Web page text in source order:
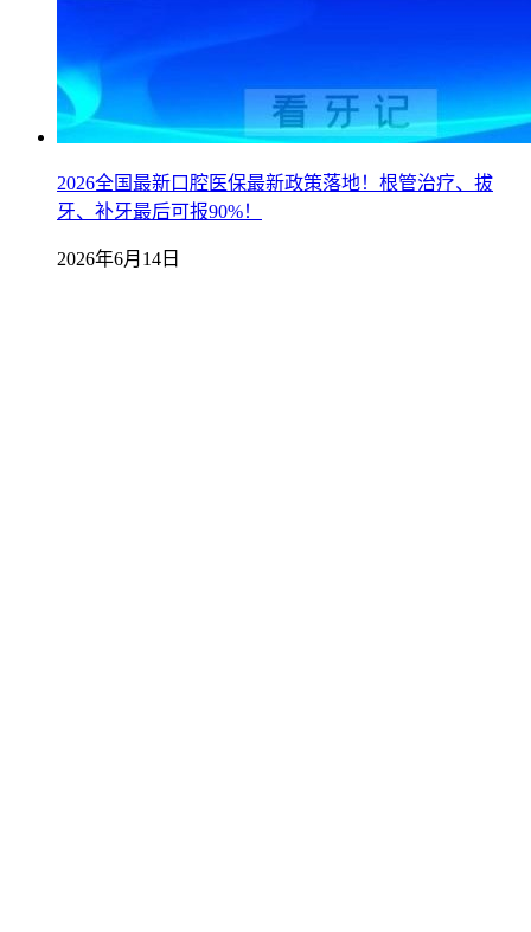
2026全国最新口腔医保最新政策落地！根管治疗、拔
牙、补牙最后可报90%！
2026年6月14日